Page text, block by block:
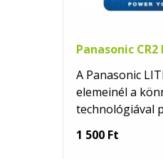
Panasonic
A Panasonic
elemeinél a
technológiával
1 500 Ft